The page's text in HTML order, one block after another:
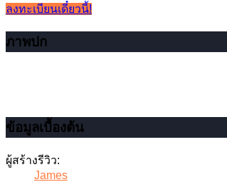
ลงทะเบียนเดี๋ยวนี้!
ภาพปก
ข้อมูลเบื้องต้น
ผู้สร้างรีวิว:
James